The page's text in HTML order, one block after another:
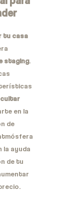
tu casa
staging.
en la
de
la ayuda
de tu